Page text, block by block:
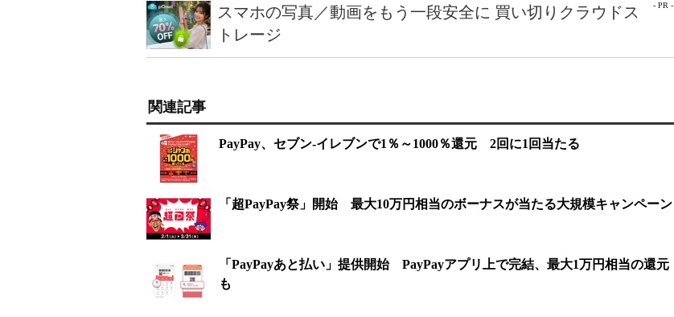
- PR -
スマホの写真／動画をもう一段安全に 買い切りクラウドス
トレージ
関連記事
PayPay、セブン-イレブンで1％～1000％還元 2回に1回当たる
「超PayPay祭」開始 最大10万円相当のボーナスが当たる大規模キャンペーン
「PayPayあと払い」提供開始 PayPayアプリ上で完結、最大1万円相当の還元
も